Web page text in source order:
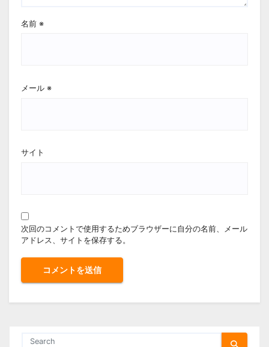
名前 ※
メール ※
サイト
次回のコメントで使用するためブラウザーに自分の名前、メール
アドレス、サイトを保存する。